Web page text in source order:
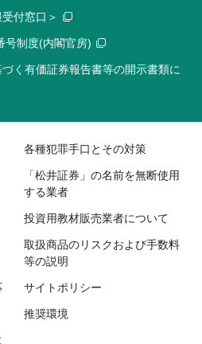
付窓口＞
号制度(内閣官房)
く有価証券報告書等の開示書類に
各種犯罪手口とその対策
「松井証券」の名前を無断使用
する業者
投資用教材販売業者について
取扱商品のリスクおよび手数料
等の説明
サイトポリシー
推奨環境